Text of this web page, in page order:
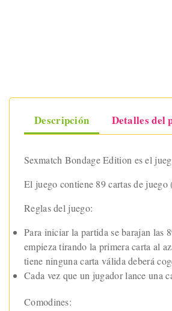
Descripción Detalles del
Sexmatch Bondage Edition es el
El juego contiene 89 cartas de
Reglas del juego:
Para iniciar la partida se barajan las
empieza tirando la primera carta al
tiene ninguna carta válida deberá
Cada vez que un jugador lance una
Comodines: